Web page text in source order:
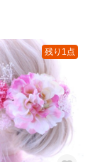
残り1点